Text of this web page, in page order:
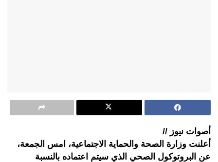
أصوات نيوز //
أعلنت وزارة الصحة والحماية الاجتماعية، امس الجمعة،
عن البروتوكول الصحي الذي سيتم اعتماده بالنسبة